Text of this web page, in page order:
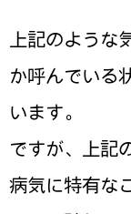
上記のような
か呼んでいる
います。
ですが、上記
病気に特有な